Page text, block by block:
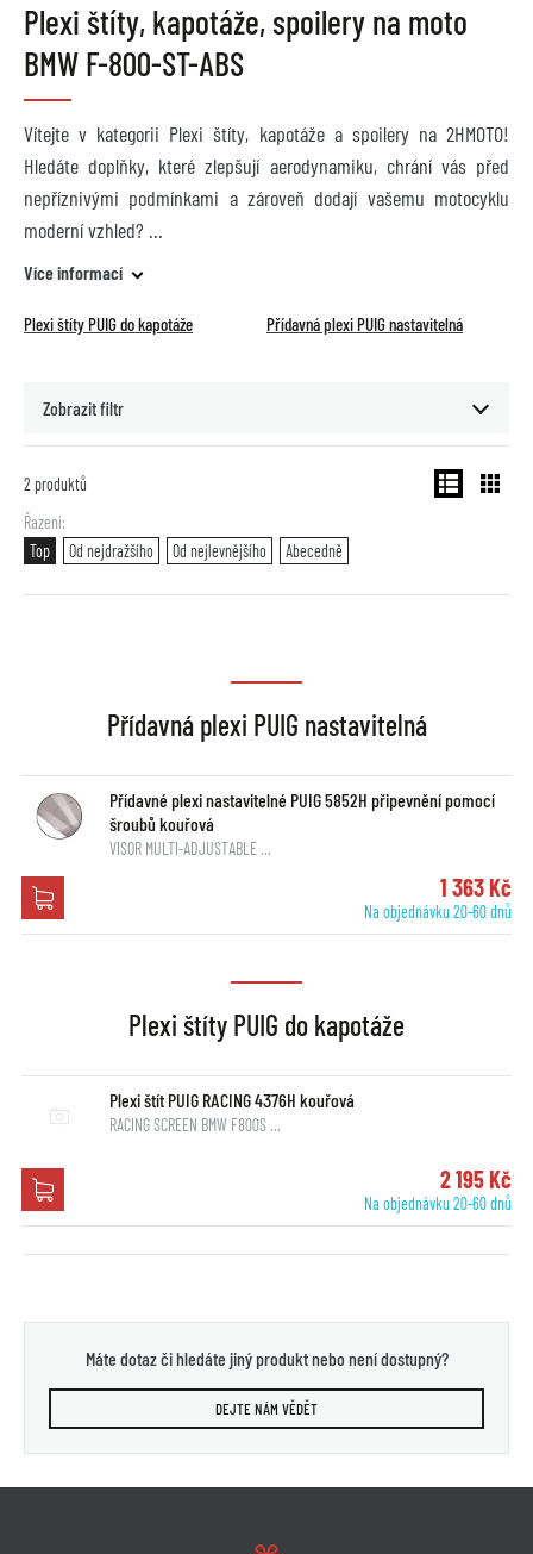
Plexi štíty, kapotáže, spoilery na moto
BMW F-800-ST-ABS
Vítejte v kategorii Plexi štíty, kapotáže a spoilery na 2HMOTO!
Hledáte doplňky, které zlepšují aerodynamiku, chrání vás před
nepříznivými podmínkami a zároveň dodají vašemu motocyklu
moderní vzhled?
Více informací
Plexi štíty PUIG do kapotáže Přídavná plexi PUIG nastavitelná
Zobrazit filtr
2 produktů
Řazení
Top
Od nejdražšího Od nejlevnějšího Abecedně
Přídavná plexi PUIG nastavitelná
Přídavné plexi nastavitelné PUIG 5852H připevnění pomocí
šroubů kouřová
VISOR MULTI-ADJUSTABLE …
1 363 Kč
Na objednávku 20-60 dnů
Plexi štíty PUIG do kapotáže
Plexi štít PUIG RACING 4376H kouřová
RACING SCREEN BMW F800S …
2 195 Kč
Na objednávku 20-60 dnů
Máte dotaz či hledáte jiný produkt nebo není dostupný?
DEJTE NÁM VĚDĚT